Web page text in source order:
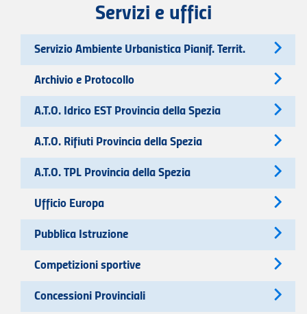
Servizi e uffici
Servizio Ambiente Urbanistica Pianif. Territ.
Archivio e Protocollo
A.T.O. Idrico EST Provincia della Spezia
A.T.O. Rifiuti Provincia della Spezia
A.T.O. TPL Provincia della Spezia
Ufficio Europa
Pubblica Istruzione
Competizioni sportive
Concessioni Provinciali